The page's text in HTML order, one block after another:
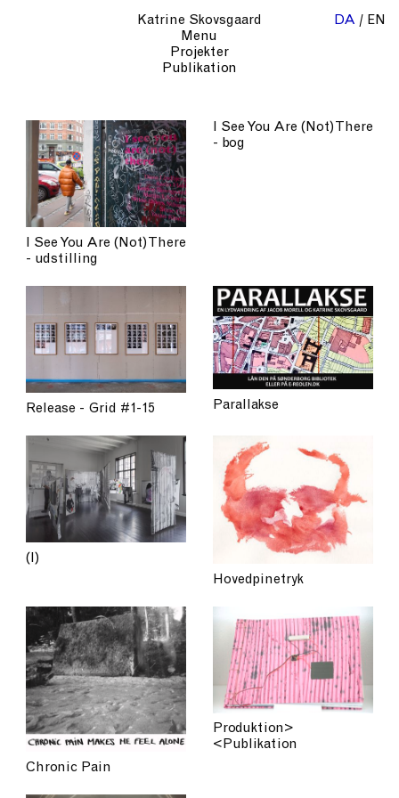
Katrine Skovsgaard
Menu
Projekter
Publikation
DA EN
I See You Are (Not) There
- udstilling
I See You Are (Not) There
- bog
Release - Grid #1-15 Parallakse
(I)
Hovedpinetryk
Chronic Pain
Produktion>
<Publikation